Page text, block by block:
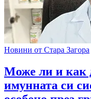
Новини от Стара Загора
Може ли и как
имунната си